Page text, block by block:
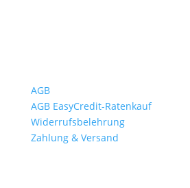
AGB
AGB EasyCredit-Ratenkauf
Widerrufsbelehrung
Zahlung & Versand